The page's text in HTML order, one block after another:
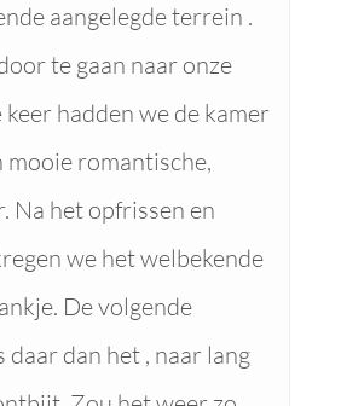
aangelegde terrein .
te gaan naar onze
keer hadden we de kamer
mooie romantische,
Na het opfrissen en
we het welbekende
De volgende
daar dan het , naar lang